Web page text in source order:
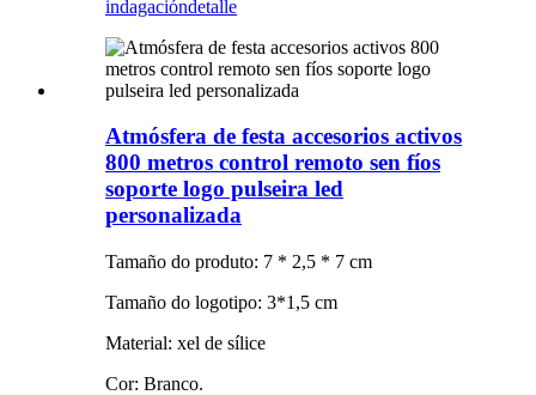
indagacióndetalle
Atmósfera de festa accesorios activos
800 metros control remoto sen fíos
soporte logo pulseira led
personalizada
Tamaño do produto: 7 * 2,5 * 7 cm
Tamaño do logotipo: 3*1,5 cm
Material: xel de sílice
Cor: Branco.